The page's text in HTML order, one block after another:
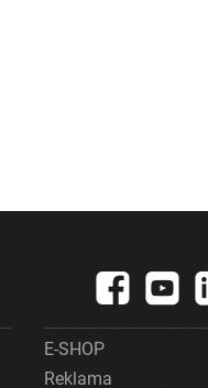
E-SHOP
Reklama